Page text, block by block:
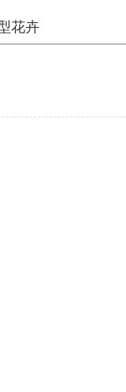
花卉